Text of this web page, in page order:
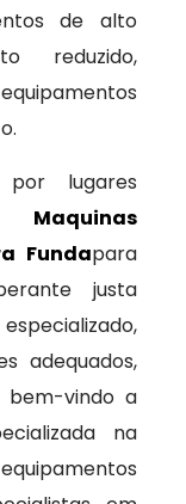
de alto
reduzido,
lugares
Maquinas
Fundapara
justa
adequados,
bem-vindo a
na